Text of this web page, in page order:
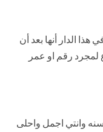
الدار أنها بعد أن
لمجرد رقم او عمر
سنه وانتي اجمل واحلى